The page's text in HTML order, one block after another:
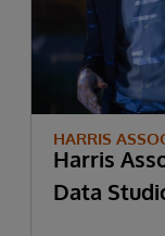
HARRIS
Harris
Data